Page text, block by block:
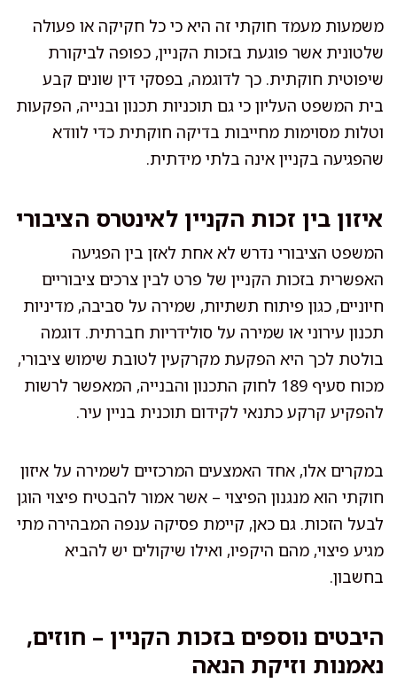
משמעות מעמד חוקתי זה היא כי כל חקיקה או פעולה
שלטונית אשר פוגעת בזכות הקניין, כפופה לביקורת
שיפוטית חוקתית. כך לדוגמה, בפסקי דין שונים קבע
בית המשפט העליון כי גם תוכניות תכנון ובנייה, הפקעות
וטלות מסוימות מחייבות בדיקה חוקתית כדי לוודא
שהפגיעה בקניין אינה בלתי מידתית.
איזון בין זכות הקניין לאינטרס הציבורי
המשפט הציבורי נדרש לא אחת לאזן בין הפגיעה
האפשרית בזכות הקניין של פרט לבין צרכים ציבוריים
חיוניים, כגון פיתוח תשתיות, שמירה על סביבה, מדיניות
תכנון עירוני או שמירה על סולידריות חברתית. דוגמה
בולטת לכך היא הפקעת מקרקעין לטובת שימוש ציבורי,
מכוח סעיף 189 לחוק התכנון והבנייה, המאפשר לרשות
להפקיע קרקע כתנאי לקידום תוכנית בניין עיר.
במקרים אלו, אחד האמצעים המרכזיים לשמירה על איזון
חוקתי הוא מנגנון הפיצוי – אשר אמור להבטיח פיצוי הוגן
לבעל הזכות. גם כאן, קיימת פסיקה ענפה המבהירה מתי
מגיע פיצוי, מהם היקפיו, ואילו שיקולים יש להביא
בחשבון.
היבטים נוספים בזכות הקניין – חוזים,
נאמנות וזיקת הנאה